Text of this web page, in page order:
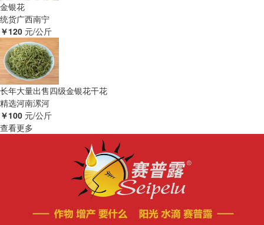
金银花
统货广西南宁
￥120 元/公斤
长年大量出售四级金银花干花
精选河南漯河
￥100 元/公斤
查看更多